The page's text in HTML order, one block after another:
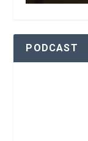
PODCAST